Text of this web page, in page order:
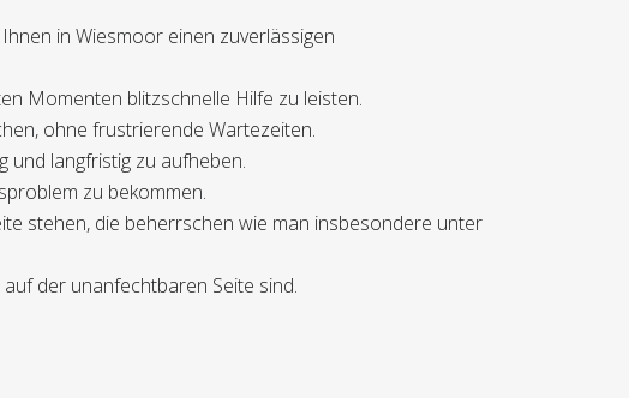
in Wiesmoor einen zuverlässigen
Momenten blitzschnelle Hilfe zu leisten.
ohne frustrierende Wartezeiten.
und langfristig zu aufheben.
zu bekommen.
stehen, die beherrschen wie man insbesondere unter
der unanfechtbaren Seite sind.